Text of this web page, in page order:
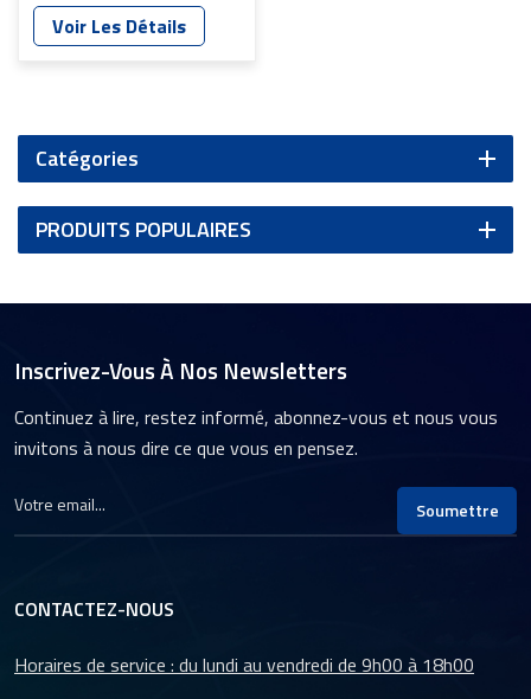
3555P-C1
Voir Les Détails
Catégories
PRODUITS POPULAIRES
Inscrivez-Vous À Nos Newsletters
Continuez à lire, restez informé, abonnez-vous et nous vous
invitons à nous dire ce que vous en pensez.
Soumettre
CONTACTEZ-NOUS
Horaires de service : du lundi au vendredi de 9h00 à 18h00